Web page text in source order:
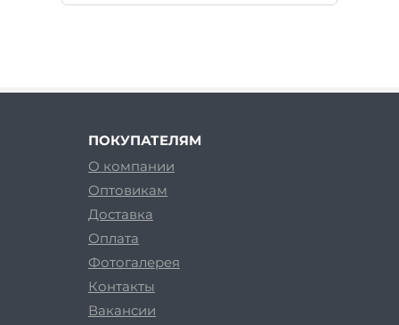
ПОКУПАТЕЛЯМ
О компании
Оптовикам
Доставка
Оплата
Фотогалерея
Контакты
Вакансии